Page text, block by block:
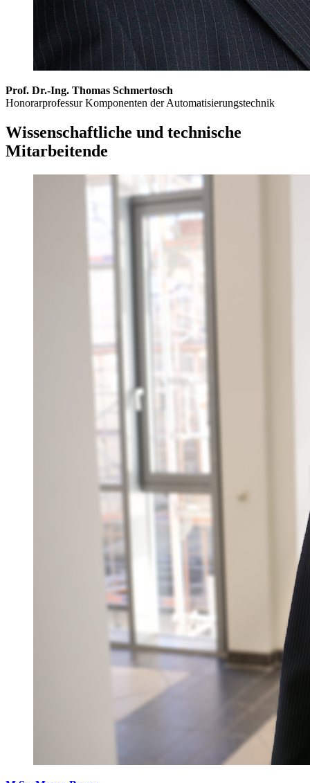
Prof. Dr.-Ing. Thomas Schmertosch
Honorarprofessur Komponenten der Automatisierungstechnik
Wissenschaftliche und technische
Mitarbeitende